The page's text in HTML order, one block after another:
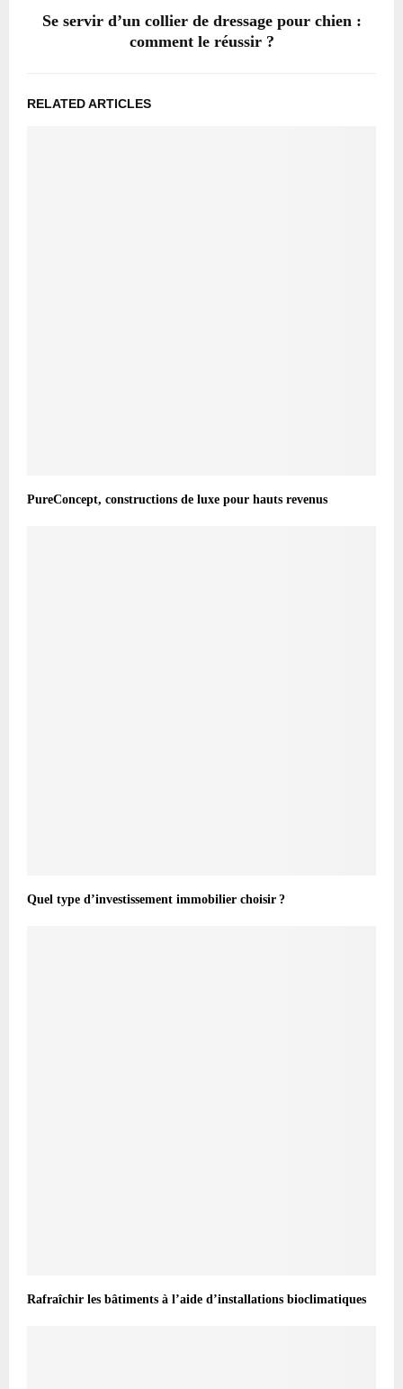
Se servir d’un collier de dressage pour chien :
comment le réussir ?
RELATED ARTICLES
PureConcept, constructions de luxe pour hauts revenus
Quel type d’investissement immobilier choisir ?
Rafraîchir les bâtiments à l’aide d’installations bioclimatiques